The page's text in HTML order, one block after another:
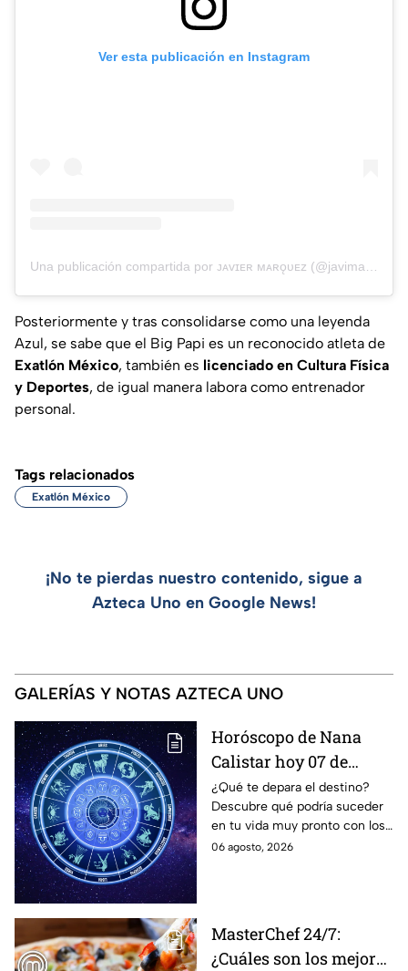
Ver esta publicación en Instagram
Posteriormente y tras consolidarse como una leyenda
Azul, se sabe que el Big Papi es un reconocido atleta de
Exatlón México, también es licenciado en Cultura Física
y Deportes, de igual manera labora como entrenador
personal.
Tags relacionados
Exatlón México
¡No te pierdas nuestro contenido, sigue a
Azteca Uno en Google News!
GALERÍAS Y NOTAS AZTECA UNO
Horóscopo de Nana
Calistar hoy 07 de
agosto; estos signos
podrían dejar de estar
solteros más pronto de
lo que imaginan y
¿Qué te depara el destino?
Descubre qué podría suceder
en tu vida muy pronto con los
horóscopos de Nana Calistar;
06 agosto, 2026
MasterChef 24/7:
¿Cuáles son los mejores